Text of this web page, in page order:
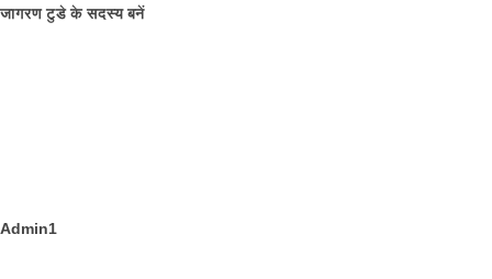
जागरण टुडे के सदस्य बनें
Admin1